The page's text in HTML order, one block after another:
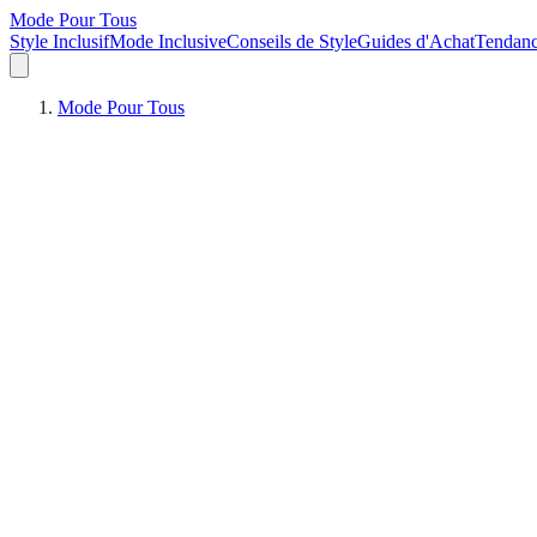
Mode Pour Tous
Style InclusifMode InclusiveConseils de StyleGuides d'Achat
Mode Pour Tous